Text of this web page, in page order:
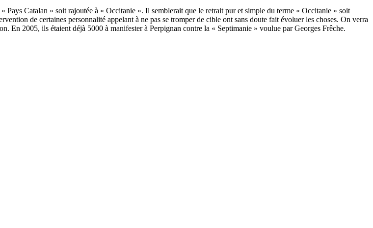
Pays Catalan » soit rajoutée à « Occitanie ». Il semblerait que le retrait pur et simple du terme « Occitanie » soit
de certaines personnalité appelant à ne pas se tromper de cible ont sans doute fait évoluer les choses. On verra
En 2005, ils étaient déjà 5000 à manifester à Perpignan contre la « Septimanie » voulue par Georges Frêche.